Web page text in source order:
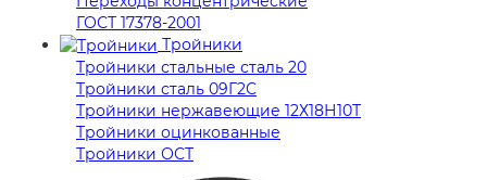
ГОСТ 17378-2001
Тройники
Тройники стальные сталь 20
Тройники сталь 09Г2С
Тройники нержавеющие 12Х18Н10Т
Тройники оцинкованные
Тройники ОСТ